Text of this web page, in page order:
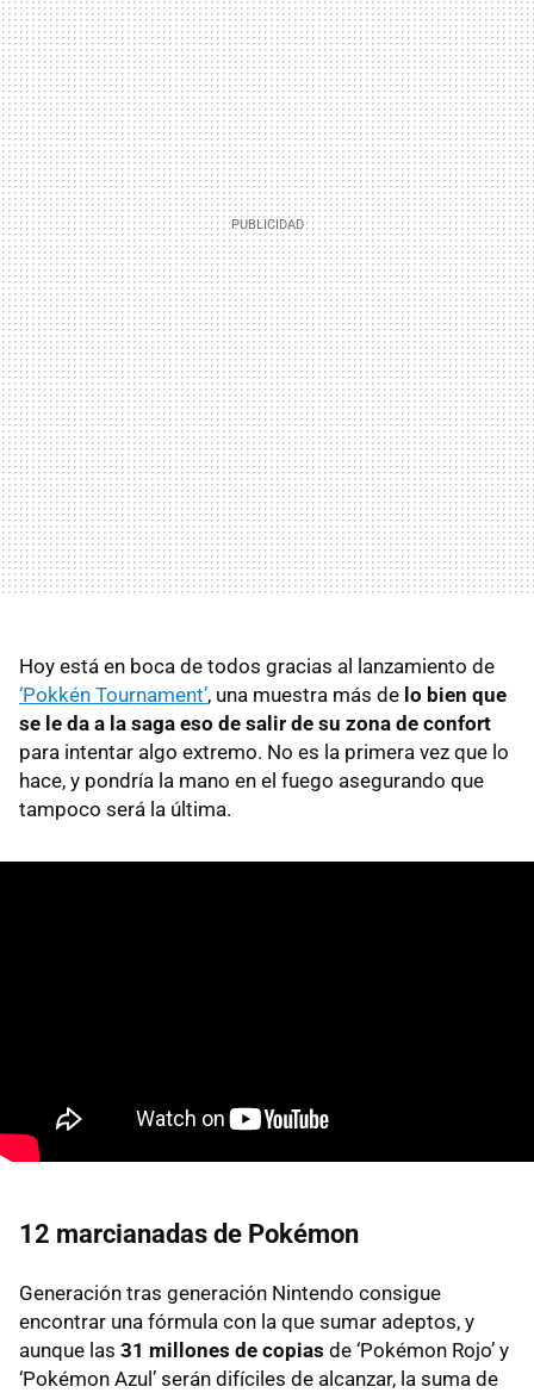
Hoy está en boca de todos gracias al lanzamiento de
‘Pokkén Tournament’, una muestra más de lo bien que
se le da a la saga eso de salir de su zona de confort
para intentar algo extremo. No es la primera vez que lo
hace, y pondría la mano en el fuego asegurando que
tampoco será la última.
12 marcianadas de Pokémon
Generación tras generación Nintendo consigue
encontrar una fórmula con la que sumar adeptos, y
aunque las 31 millones de copias de ‘Pokémon Rojo’ y
‘Pokémon Azul’ serán difíciles de alcanzar, la suma de